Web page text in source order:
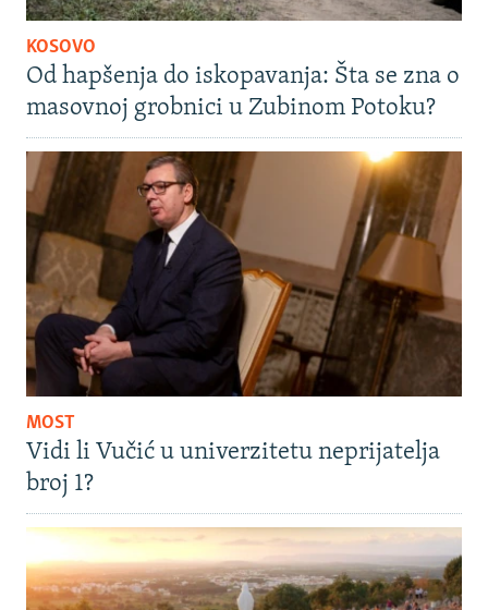
KOSOVO
Od hapšenja do iskopavanja: Šta se zna o
masovnoj grobnici u Zubinom Potoku?
MOST
Vidi li Vučić u univerzitetu neprijatelja
broj 1?